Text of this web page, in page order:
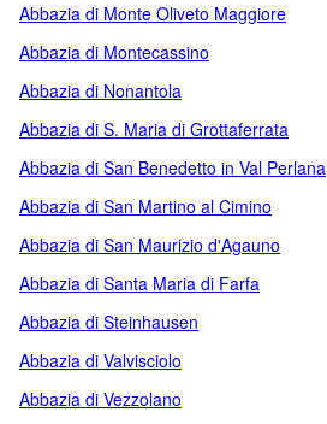
Abbazia di Monte Oliveto Maggiore
Abbazia di Montecassino
Abbazia di Nonantola
Abbazia di S. Maria di Grottaferrata
Abbazia di San Benedetto in Val Perlana
Abbazia di San Martino al Cimino
Abbazia di San Maurizio d'Agauno
Abbazia di Santa Maria di Farfa
Abbazia di Steinhausen
Abbazia di Valvisciolo
Abbazia di Vezzolano